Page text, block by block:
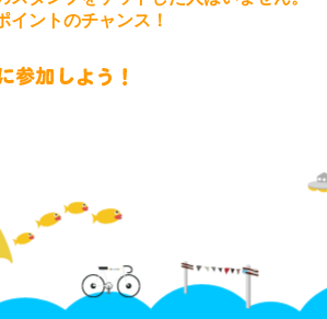
イントのチャンス！